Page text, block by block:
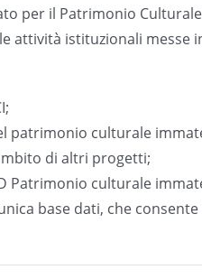
per il Patrimonio
attività istituzionali
patrimonio culturale
di altri progetti;
Patrimonio culturale
base dati, che